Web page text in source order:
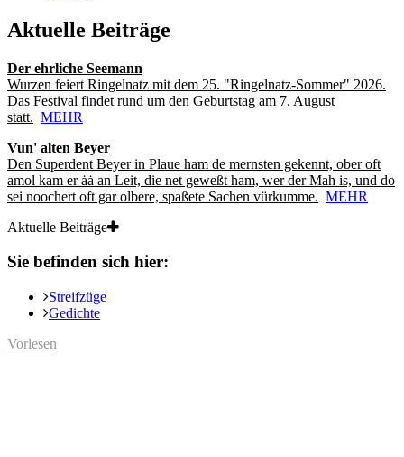
Aktuelle Beiträge
Der ehrliche Seemann
Wurzen feiert Ringelnatz mit dem 25. "Ringelnatz-Sommer" 2026.
Das Festival findet rund um den Geburtstag am 7. August
statt. MEHR
Vun' alten Beyer
Den Superdent Beyer in Plaue ham de mernsten gekennt, ober oft
amol kam er ȧȧ an Leit, die net geweßt ham, wer der Mah is, und do
sei noochert oft gar olbere, spaßete Sachen vürkumme. MEHR
Aktuelle Beiträge
Sie befinden sich hier:
Streifzüge
Gedichte
Vorlesen